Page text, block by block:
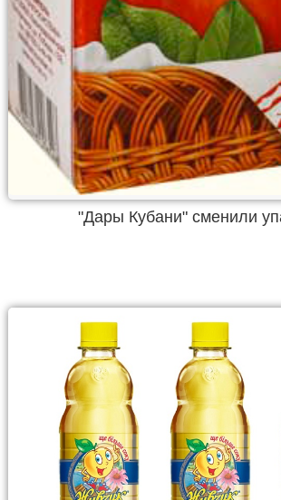
"Дары Кубани" сменили